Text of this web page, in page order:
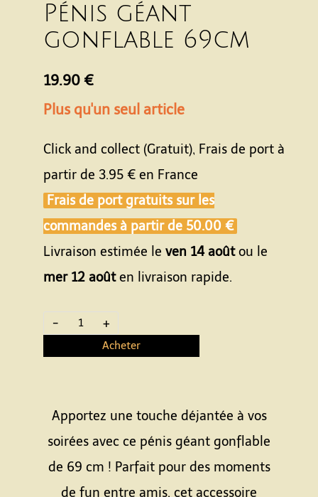
Pénis géant
gonflable 69cm
19.90 €
Plus qu'un seul article
Click and collect (Gratuit), Frais de port à
partir de 3.95 € en France
Frais de port gratuits sur les
commandes à partir de 50.00 €
Livraison estimée le ven 14 aoûtou le
mer 12 aoûten livraison rapide.
- +
Acheter
Apportez une touche déjantée à vos
soirées avec ce pénis géant gonflable
de 69 cm ! Parfait pour des moments
de fun entre amis, cet accessoire